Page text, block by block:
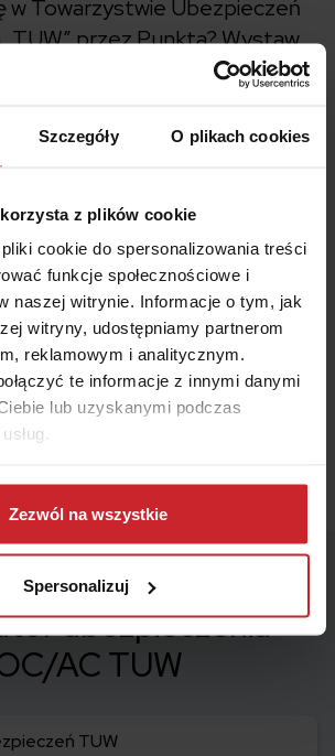
Szczegóły O plikach cookies
z plików cookie
cookie do spersonalizowania treści
funkcje społecznościowe i
naszej witrynie. Informacje o tym, jak
witryny, udostępniamy partnerom
reklamowym i analitycznym.
te informacje z innymi danymi
lub uzyskanymi podczas
na temat tego, kim jesteśmy, jak
skontaktować i w jaki sposób
osobowe w ramachPolityki
Zezwól na wszystkie
Spersonalizuj
w Towarzystwie Ubezpieczeń
przez Punkta?Wystaw
nieruchomości? Z Punktą to nie
krok po kroku formularz,
dane i zaraz otrzymałam
ofert dopasowanych do
mnie.
ubezpieczenia
AC TUW
TUW